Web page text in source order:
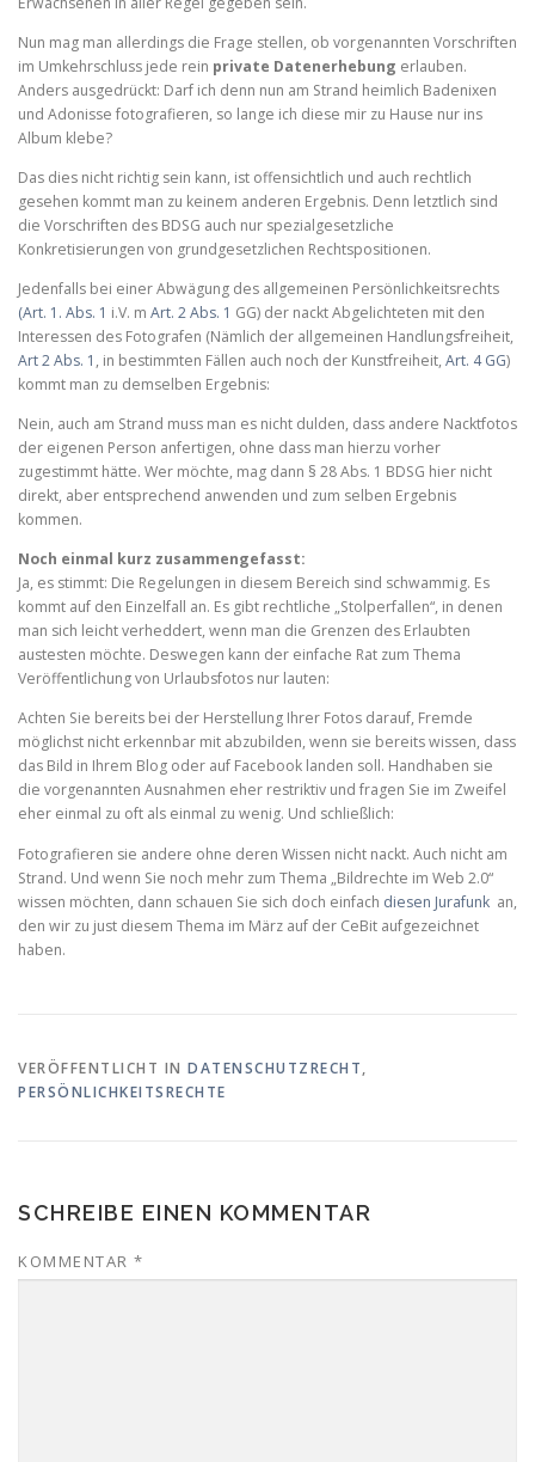
Nun mag man allerdings die Frage stellen, ob vorgenannten Vorschriften
im Umkehrschluss jede rein private Datenerhebung erlauben.
Anders ausgedrückt: Darf ich denn nun am Strand heimlich Badenixen
und Adonisse fotografieren, so lange ich diese mir zu Hause nur ins
Album klebe?
Das dies nicht richtig sein kann, ist offensichtlich und auch rechtlich
gesehen kommt man zu keinem anderen Ergebnis. Denn letztlich sind
die Vorschriften des BDSG auch nur spezialgesetzliche
Konkretisierungen von grundgesetzlichen Rechtspositionen.
Jedenfalls bei einer Abwägung des allgemeinen Persönlichkeitsrechts
(Art. 1. Abs. 1 i.V. m Art. 2 Abs. 1 GG) der nackt Abgelichteten mit den
Interessen des Fotografen (Nämlich der allgemeinen Handlungsfreiheit,
Art 2 Abs. 1 , in bestimmten Fällen auch noch der Kunstfreiheit, Art. 4 GG)
kommt man zu demselben Ergebnis:
Nein, auch am Strand muss man es nicht dulden, dass andere Nacktfotos
der eigenen Person anfertigen, ohne dass man hierzu vorher
zugestimmt hätte. Wer möchte, mag dann § 28 Abs. 1 BDSG hier nicht
direkt, aber entsprechend anwenden und zum selben Ergebnis
kommen.
Noch einmal kurz zusammengefasst:
Ja, es stimmt: Die Regelungen in diesem Bereich sind schwammig. Es
kommt auf den Einzelfall an. Es gibt rechtliche „Stolperfallen“, in denen
man sich leicht verheddert, wenn man die Grenzen des Erlaubten
austesten möchte. Deswegen kann der einfache Rat zum Thema
Veröffentlichung von Urlaubsfotos nur lauten:
Achten Sie bereits bei der Herstellung Ihrer Fotos darauf, Fremde
möglichst nicht erkennbar mit abzubilden, wenn sie bereits wissen, dass
das Bild in Ihrem Blog oder auf Facebook landen soll. Handhaben sie
die vorgenannten Ausnahmen eher restriktiv und fragen Sie im Zweifel
eher einmal zu oft als einmal zu wenig. Und schließlich:
Fotografieren sie andere ohne deren Wissen nicht nackt. Auch nicht am
Strand. Und wenn Sie noch mehr zum Thema „Bildrechte im Web 2.0“
wissen möchten, dann schauen Sie sich doch einfach diesen Jurafunk an,
den wir zu just diesem Thema im März auf der CeBit aufgezeichnet
haben.
VERÖFFENTLICHT IN DATENSCHUTZRECHT,
PERSÖNLICHKEITSRECHTE
SCHREIBE EINEN KOMMENTAR
KOMMENTAR *